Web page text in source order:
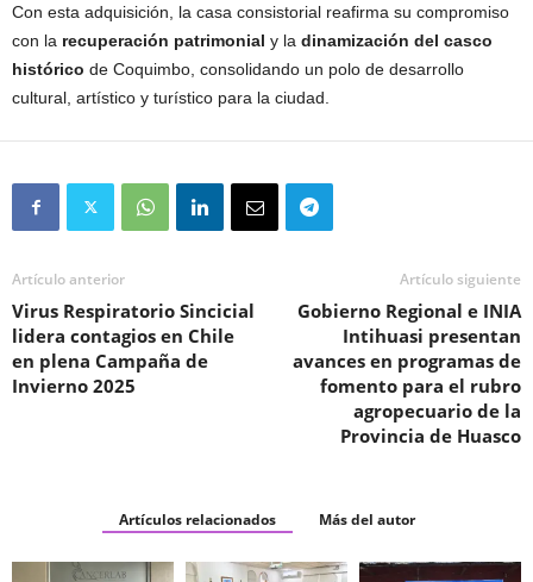
Con esta adquisición, la casa consistorial reafirma su compromiso
con la recuperación patrimonial y la dinamización del casco
histórico de Coquimbo, consolidando un polo de desarrollo
cultural, artístico y turístico para la ciudad.
Artículo anterior
Virus Respiratorio Sincicial
lidera contagios en Chile
en plena Campaña de
Invierno 2025
Artículo siguiente
Gobierno Regional e INIA
Intihuasi presentan
avances en programas de
fomento para el rubro
agropecuario de la
Provincia de Huasco
Artículos relacionados Más del autor